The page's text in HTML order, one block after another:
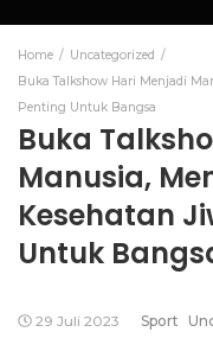
Home
Uncategorized
Buka Talkshow Hari Menjadi
Penting Untuk Bangsa
Buka
Manusia,
Kesehatan
Untuk
29 Juli 2023 Sport